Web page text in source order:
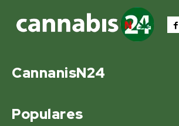
CannanisN24
Populares